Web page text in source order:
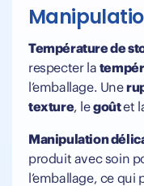
Température de
respecter la
l’emballage. Une
texture, legoûtet
Manipulation
produit avec soin
l’emballage, ce